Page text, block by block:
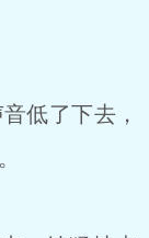
低了下去，